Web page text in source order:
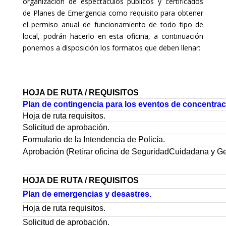
de Planes de Emergencia como requisito para obtener
el permiso anual de funcionamiento de todo tipo de
local, podrán hacerlo en esta oficina, a continuación
ponemos a disposición los formatos que deben llenar:
HOJA DE RUTA / REQUISITOS
Plan de contingencia para los eventos de
Hoja de ruta requisitos.
Solicitud de aprobación.
Formulario de la Intendencia de Policía.
Aprobación (Retirar oficina de SeguridadCuidadana y
HOJA DE RUTA / REQUISITOS
Plan de emergencias y desastres.
Hoja de ruta requisitos.
Solicitud de aprobación.